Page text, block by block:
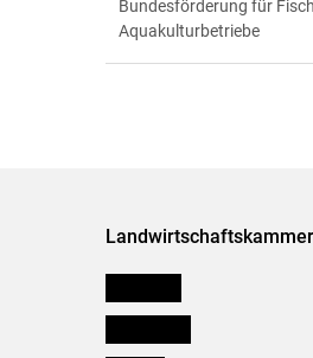
Bundesförderung für
Aquakulturbetriebe